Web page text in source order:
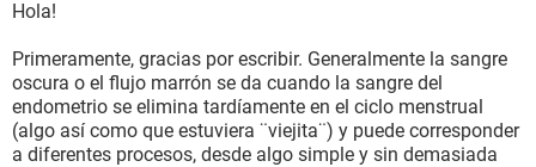
Hola!
Primeramente, gracias por escribir. Generalmente la sangre
oscura o el flujo marrón se da cuando la sangre del
endometrio se elimina tardíamente en el ciclo menstrual
(algo así como que estuviera ¨viejita¨) y puede corresponder
a diferentes procesos, desde algo simple y sin demasiada